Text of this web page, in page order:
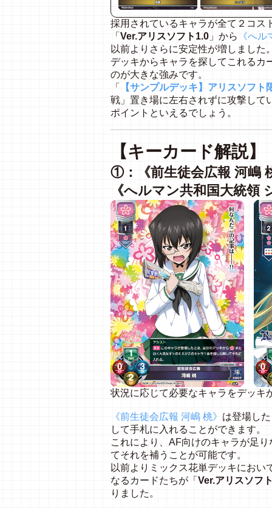
採用されているキャラが全て２コス
「 Ver.アリスソフト1.0 」から
《へ
以前よりさらに安定性が増しました
デッキからキャラを探してこれるカ
のが大きな強みです。
「
【サンプルデッキ】アリスソフ
戦」置き場に左右されずに攻撃して
ポイントといえるでしょう。
【キーカード解説】
①：《前生徒会広報 河嶋
《へルマン共和国大統領
状況に応じて必要なキャラをデッキ
《前生徒会広報 河嶋 桃》 は登場し
して手札に入れることができます。
これにより、AF向けのキャラが足
てそれを補うことが可能です。
以前よりミックス花単デッキにお
なるカードたちが「 Ver.アリスソフ
りました。